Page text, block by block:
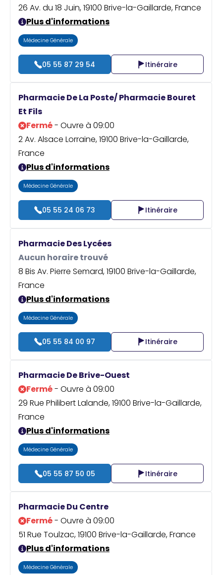
26 Av. du 18 Juin, 19100 Brive-la-Gaillarde, France
Plus d'informations
Médecine Générale
05 55 87 29 54 Itinéraire
Pharmacie De La Poste/ Pharmacie Bouret
Et Fils
Fermé- Ouvre à 09:00
2 Av. Alsace Lorraine, 19100 Brive-la-Gaillarde,
France
Plus d'informations
Médecine Générale
05 55 24 06 73 Itinéraire
Pharmacie Des Lycées
Aucun horaire trouvé
8 Bis Av. Pierre Semard, 19100 Brive-la-Gaillarde,
France
Plus d'informations
Médecine Générale
05 55 84 00 97 Itinéraire
Pharmacie De Brive-Ouest
Fermé- Ouvre à 09:00
29 Rue Philibert Lalande, 19100 Brive-la-Gaillarde,
France
Plus d'informations
Médecine Générale
05 55 87 50 05 Itinéraire
Pharmacie Du Centre
Fermé- Ouvre à 09:00
51 Rue Toulzac, 19100 Brive-la-Gaillarde, France
Plus d'informations
Médecine Générale